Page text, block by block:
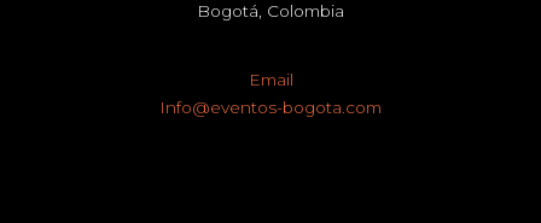
Bogotá, Colombia
Email
Info@eventos-bogota.com